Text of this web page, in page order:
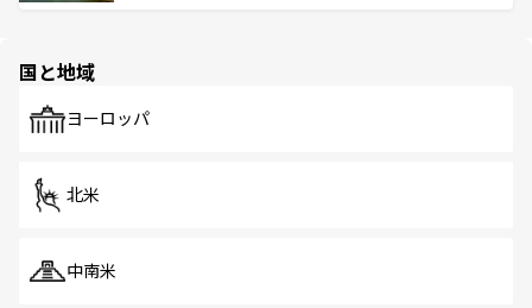
で、ホーカーズは地元の風情を楽しめる外せないスポット
国と地域
ヨーロッパ
北米
中南米